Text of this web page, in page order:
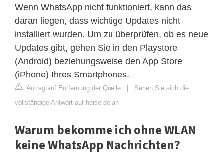
Wenn WhatsApp nicht funktioniert, kann das
daran liegen, dass wichtige Updates nicht
installiert wurden. Um zu überprüfen, ob es neue
Updates gibt, gehen Sie in den Playstore
(Android) beziehungsweise den App Store
(iPhone) Ihres Smartphones.
Antrag auf Entfernung der Quelle | Sehen Sie sich die
vollständige Antwort auf heise.de an
Warum bekomme ich ohne WLAN
keine WhatsApp Nachrichten?